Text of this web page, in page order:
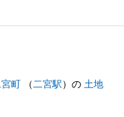
快くこちらからの
陰でスムーズなお
談いただければと
よろしくお願いい
町 （ 二宮駅）の 土地